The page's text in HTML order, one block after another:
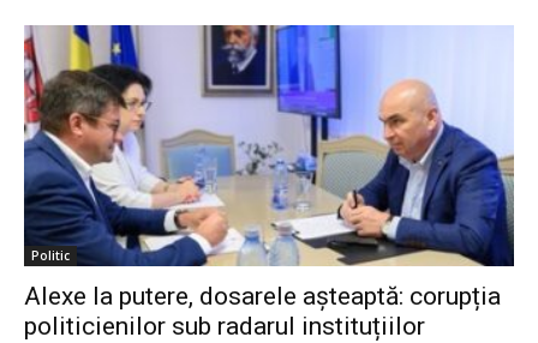
Politic
Alexe la putere, dosarele așteaptă: corupția
politicienilor sub radarul instituțiilor